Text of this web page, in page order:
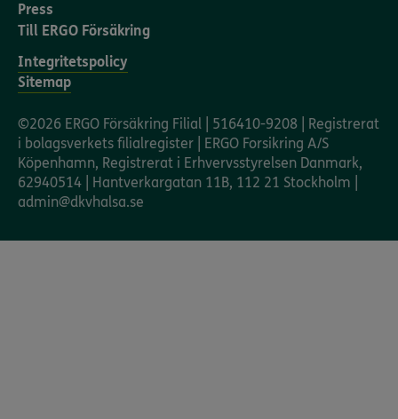
Press
Till ERGO Försäkring
Integritetspolicy
Sitemap
©2026 ERGO Försäkring Filial | 516410-9208 | Registrerat
i bolagsverkets filialregister | ERGO Forsikring A/S
Köpenhamn, Registrerat i Erhvervsstyrelsen Danmark,
62940514 | Hantverkargatan 11B, 112 21 Stockholm |
admin@dkvhalsa.se